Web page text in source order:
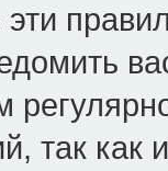
эти
так как